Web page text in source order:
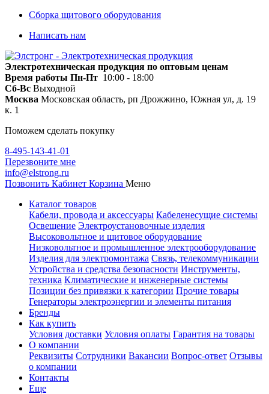
Сборка щитового оборудования
Написать нам
Электротехническая продукция по оптовым ценам
Время работы Пн-Пт 10:00 - 18:00
Сб-Вс Выходной
Москва Московская область, рп Дрожжино, Южная ул, д. 19
к. 1
Поможем сделать покупку
8-495-143-41-01
Перезвоните мне
info@elstrong.ru
Позвонить Кабинет Корзина Меню
Каталог товаров
Кабели, провода и аксессуары Кабеленесущие системы
Освещение Электроустановочные изделия
Высоковольтное и щитовое оборудование
Низковольтное и промышленное электрооборудование
Изделия для электромонтажа Связь, телекоммуникации
Устройства и средства безопасности Инструменты,
техника Климатические и инженерные системы
Позиции без привязки к категории Прочие товары
Генераторы электроэнергии и элементы питания
Бренды
Как купить
Условия доставки Условия оплаты Гарантия на товары
О компании
Реквизиты Сотрудники Вакансии Вопрос-ответ Отзывы
о компании
Контакты
Еще